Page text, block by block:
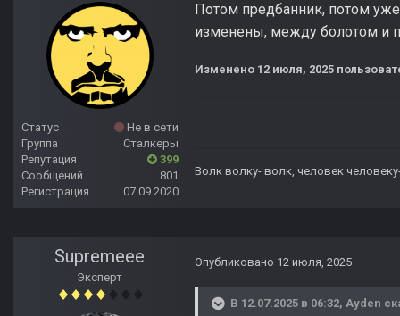
Статус
Не в сети
Группа
Сталкеры
Репутация
399
Сообщений
801
Регистрация
07.09.2020
Потом предбанник, потом
изменены, между болотом и
Изменено 12 июля, 2025
Волк волку- волк, человек
Supremeee
Эксперт
Опубликовано 12 июля, 2025
В 12.07.2025 в 06:32, Ayden